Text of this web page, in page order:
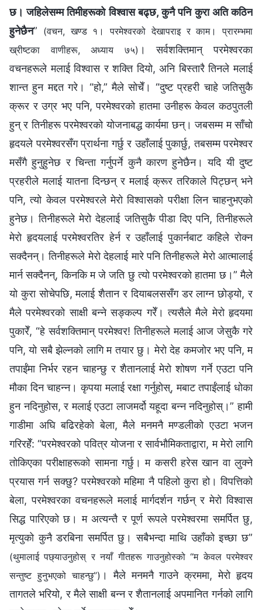
छ। जहिलेसम्म तिमीहरूको विश्‍वास बढ्छ, कुनै पनि कुरा अति कठिन
हुनेछैन” (वचन, खण्ड १। परमेश्‍वरको देखापराइ र काम। प्रारम्‍भमा
ख्रीष्‍टका वाणीहरू, अध्याय ७५) । सर्वशक्तिमान् परमेश्‍वरका
वचनहरूले मलाई विश्‍वास र शक्ति दियो, अनि बिस्तारै तिनले मलाई
शान्त हुन मद्दत गरे। “हो,” मैले सोचेँ। “दुष्ट प्रहरी चाहे जतिसुकै
क्रूर र उग्र भए पनि, परमेश्‍वरको हातमा उनीहरू केवल कठपुतली
हुन् र तिनीहरू परमेश्‍वरको योजनाबद्ध कार्यमा छन्। जबसम्म म साँचो
हृदयले परमेश्‍वरसँग प्रार्थना गर्छु र उहाँलाई पुकार्छु, तबसम्म परमेश्‍वर
मसँगै हुनुहुनेछ र चिन्ता गर्नुपर्ने कुनै कारण हुनेछैन। यदि यी दुष्ट
प्रहरीले मलाई यातना दिन्छन् र मलाई क्रूर तरिकाले पिट्छन् भने
पनि, त्यो केवल परमेश्‍वरले मेरो विश्‍वासको परीक्षा लिन चाहनुभएको
हुनेछ। तिनीहरूले मेरो देहलाई जतिसुकै पीडा दिए पनि, तिनीहरूले
मेरो हृदयलाई परमेश्‍वरतिर हेर्न र उहाँलाई पुकार्नबाट कहिले रोक्न
सक्दैनन्। तिनीहरूले मेरो देहलाई मारे पनि तिनीहरूले मेरो आत्मालाई
मार्न सक्दैनन्, किनकि म जे जति छु त्यो परमेश्‍वरको हातमा छ।” मैले
यो कुरा सोचेपछि, मलाई शैतान र दियाबलससँग डर लाग्न छोड्यो, र
मैले परमेश्‍वरको साक्षी बन्ने सङ्कल्‍प गरेँ। त्यसैले मैले मेरो हृदयमा
पुकारेँ, “हे सर्वशक्तिमान् परमेश्‍वर! तिनीहरूले मलाई आज जेसुकै गरे
पनि, यो सबै झेल्नको लागि म तयार छु। मेरो देह कमजोर भए पनि, म
तपाईंमा निर्भर रहन चाहन्छु र शैतानलाई मेरो शोषण गर्ने एउटा पनि
मौका दिन चाहन्न। कृपया मलाई रक्षा गर्नुहोस्, मबाट तपाईंलाई धोका
हुन नदिनुहोस, र मलाई एउटा लाजमर्दो यहूदा बन्न नदिनुहोस्।” हामी
गाडीमा अघि बढिरहेको बेला, मैले मनमनै मण्डलीको एउटा भजन
गरिरहेँ: “परमेश्‍वरको पवित्र योजना र सार्वभौमिकताद्वारा, म मेरो लागि
तोकिएका परीक्षाहरूको सामना गर्छु। म कसरी हरेस खान वा लुक्‍ने
प्रयास गर्न सक्‍छु? परमेश्‍वरको महिमा नै पहिलो कुरा हो। विपत्तिको
बेला, परमेश्‍वरका वचनहरूले मलाई मार्गदर्शन गर्छन् र मेरो विश्‍वास
सिद्ध पारिएको छ। म अत्यन्तै र पूर्ण रूपले परमेश्‍वरमा समर्पित छु,
मृत्युको कुनै डरबिना समर्पित छु। सबैभन्दा माथि उहाँको इच्‍छा छ”
(थुमालाई पछ्याउनुहोस् र नयाँ गीतहरू गाउनुहोस्को “म केवल परमेश्‍वर
सन्तुष्ट हुनुभएको चाहन्छु”) । मैले मनमनै गाउने क्रममा, मेरो हृदय
तागतले भरियो, र मैले साक्षी बन्न र शैतानलाई अपमानित गर्नको लागि